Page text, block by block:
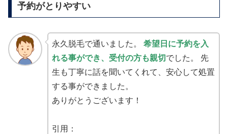
予約がとりやすい
永久脱毛で通いました。 希望日に予約を入
れる事ができ、受付の方も親切 でした。 先
生も丁寧に話を聞いてくれて、安心して処置
する事ができました。
ありがとうございます！
引用：